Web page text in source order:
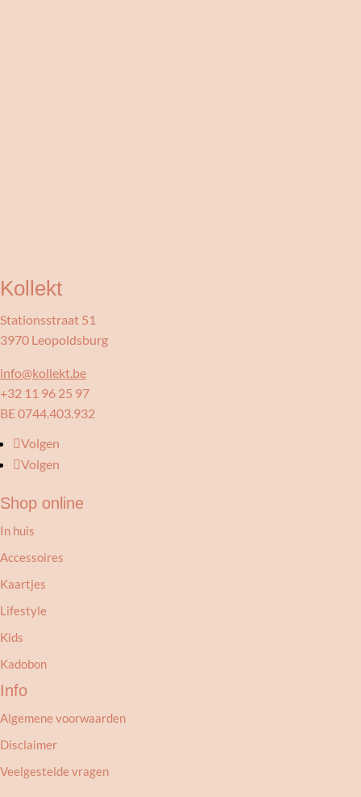
Kollekt
Stationsstraat 51
3970 Leopoldsburg
info@kollekt.be
+32 11 96 25 97
BE 0744.403.932
Volgen
Volgen
Shop online
In huis
Accessoires
Kaartjes
Lifestyle
Kids
Kadobon
Info
Algemene voorwaarden
Disclaimer
Veelgestelde vragen